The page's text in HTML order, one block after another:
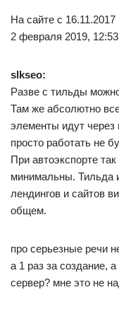
На сайте с 16.11.2017
2 февраля 2019, 12:53
slkseo:
Разве с тильды
Там же абсолютно
элементы идут через
просто работать не
При автоэкспорте
минимальны. Тильда
лендингов и сайтов
общем.
про серьезные речи
а 1 раз за создание,
сервер? мне это не